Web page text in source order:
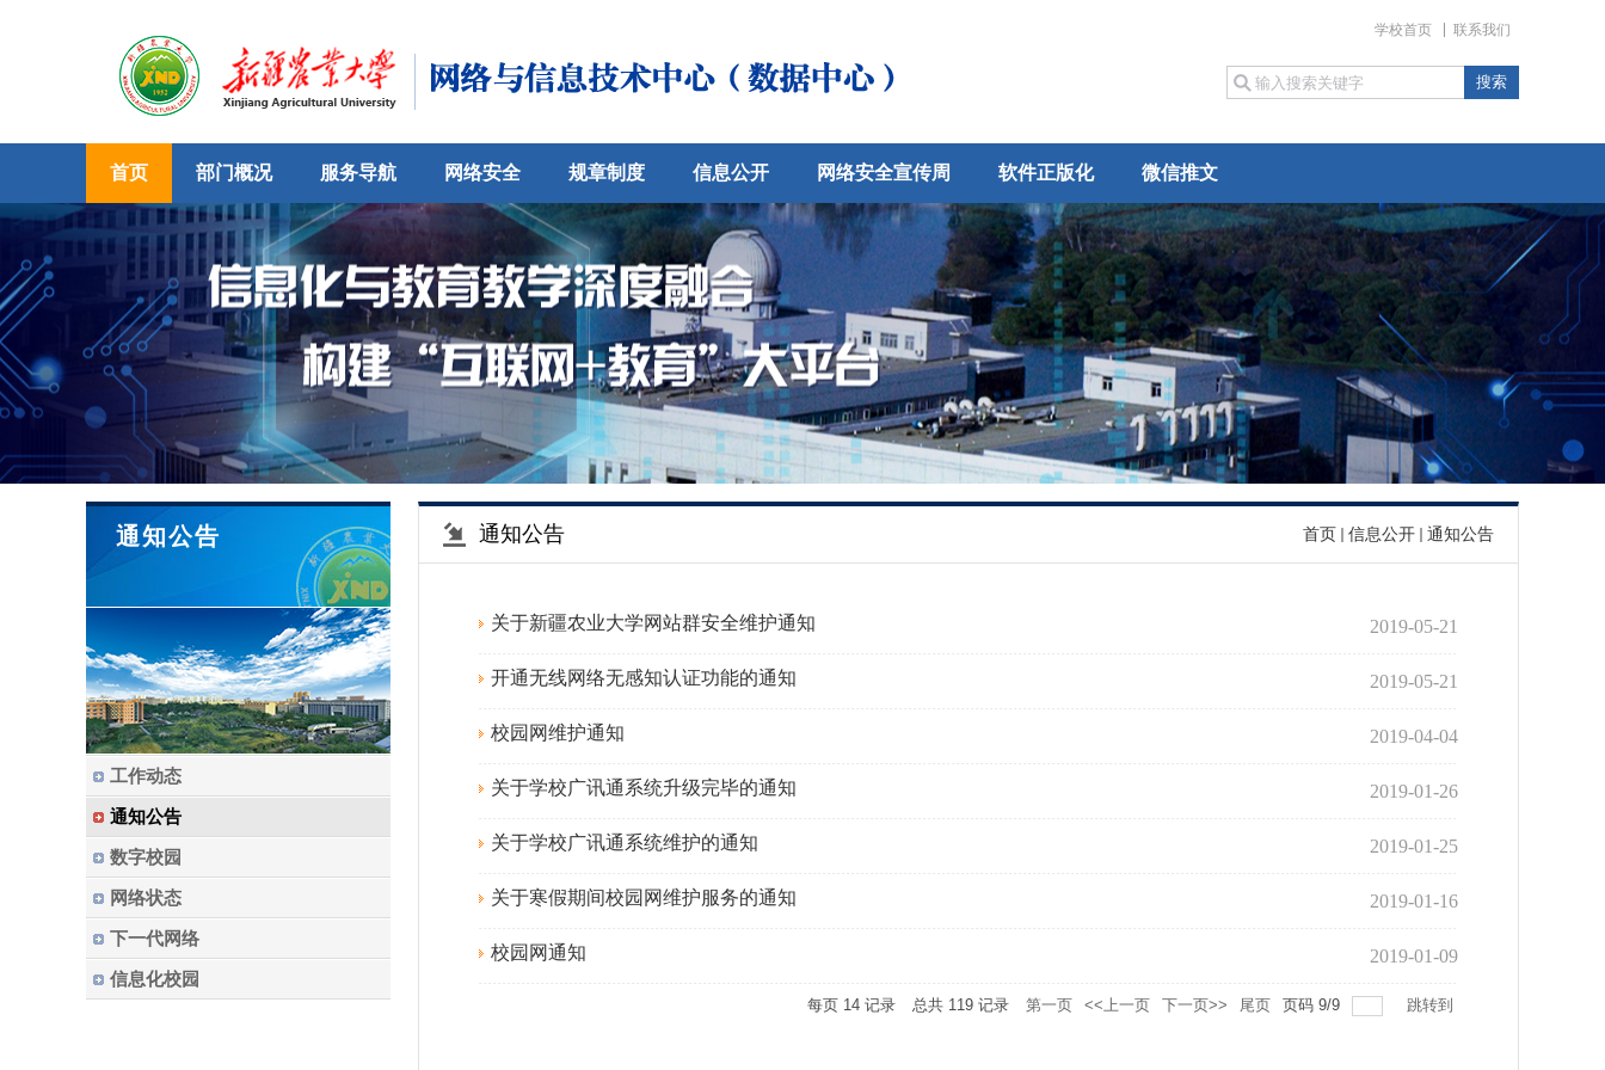
学校首页 联系我们
首页 部门概况 服务导航 网络安全 规章制度 信息公开 网络安全宣传周 软件正版化 微信推文
通知公告
工作动态
通知公告
数字校园
网络状态
下一代网络
信息化校园
通知公告 首页 信息公开 通知公告
关于新疆农业大学网站群安全维护通知 2019-05-21
开通无线网络无感知认证功能的通知 2019-05-21
校园网维护通知 2019-04-04
关于学校广讯通系统升级完毕的通知 2019-01-26
关于学校广讯通系统维护的通知 2019-01-25
关于寒假期间校园网维护服务的通知 2019-01-16
校园网通知 2019-01-09
每页 14 记录 总共 119 记录 第一页 <<上一页 下一页>> 尾页 页码 9/9 跳转到